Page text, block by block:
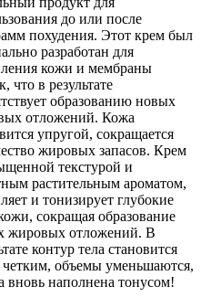
до или после
похудения. Этот крем был
разработан для
кожи и мембраны
что в результате
образованию новых
отложений. Кожа
упругой, сокращается
жировых запасов. Крем
текстурой и
растительным ароматом,
и тонизирует глубокие
сокращая образование
жировых отложений. В
контур тела становится
четким, объемы уменьшаются,
вновь наполнена тонусом!